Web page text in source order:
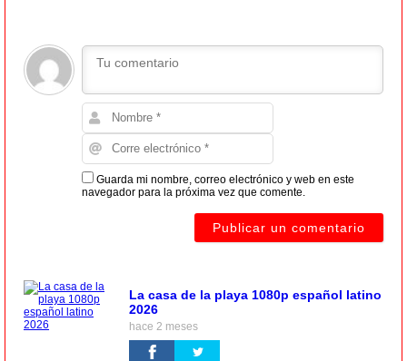
Guarda mi nombre, correo electrónico y web en este
navegador para la próxima vez que comente.
La casa de la playa 1080p español latino
2026
hace 2 meses